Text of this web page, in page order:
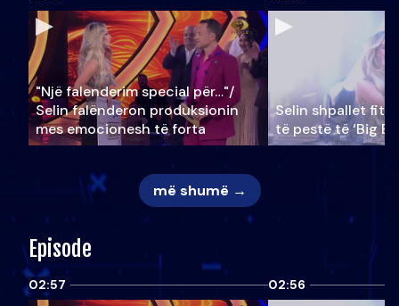
"Një falenderim special për…"/
Selin falënderon produksionin
mes emocionesh të forta
Selin shpallet
të pestë të ‘Big
më shumë →
Episode
02:57 02:56